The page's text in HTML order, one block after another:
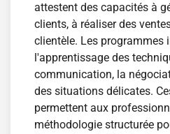
attestent des capacités à
clients, à réaliser des
clientèle. Les programmes
l'apprentissage des
communication, la
des situations délicates.
permettent aux
méthodologie structurée